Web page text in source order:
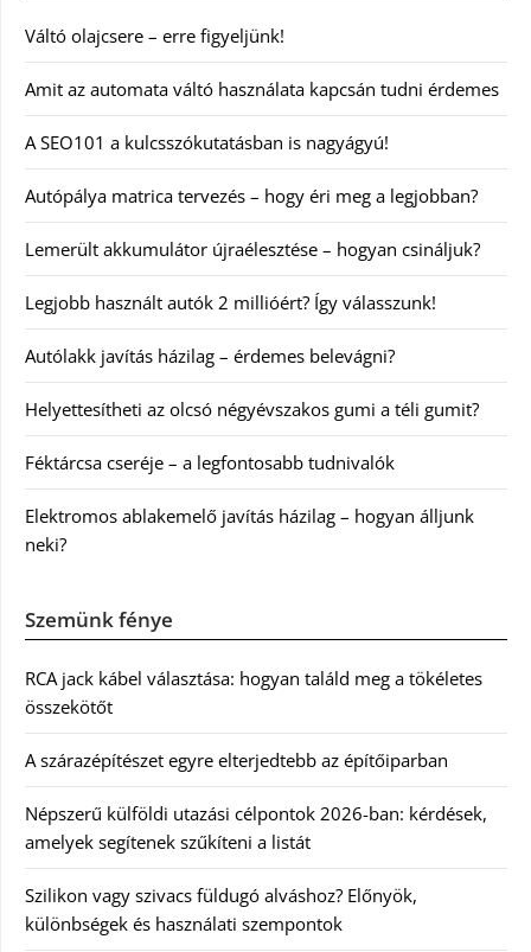
Váltó olajcsere – erre figyeljünk!
Amit az automata váltó használata kapcsán tudni érdemes
A SEO101 a kulcsszókutatásban is nagyágyú!
Autópálya matrica tervezés – hogy éri meg a legjobban?
Lemerült akkumulátor újraélesztése – hogyan csináljuk?
Legjobb használt autók 2 millióért? Így válasszunk!
Autólakk javítás házilag – érdemes belevágni?
Helyettesítheti az olcsó négyévszakos gumi a téli gumit?
Féktárcsa cseréje – a legfontosabb tudnivalók
Elektromos ablakemelő javítás házilag – hogyan álljunk
neki?
Szemünk fénye
RCA jack kábel választása: hogyan találd meg a tökéletes
összekötőt
A szárazépítészet egyre elterjedtebb az építőiparban
Népszerű külföldi utazási célpontok 2026-ban: kérdések,
amelyek segítenek szűkíteni a listát
Szilikon vagy szivacs füldugó alváshoz? Előnyök,
különbségek és használati szempontok